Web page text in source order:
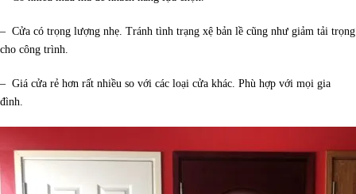
– Cửa có trọng lượng nhẹ. Tránh tình trạng xệ bản lề cũng như giảm tải trọng
cho công trình.
– Giá cửa rẻ hơn rất nhiều so với các loại cửa khác. Phù hợp với mọi gia
đình.